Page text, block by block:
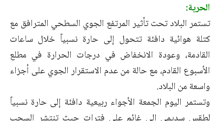
الحرية:
تستمر البلاد تحت تأثير المرتفع الجوي السطحي المترافق مع
كتلة هوائية دافئة تتحول إلى حارة نسبياً خلال ساعات
القادمة، وعودة الانخفاض في درجات الحرارة في مطلع
الأسبوع القادم، مع حالة من عدم الاستقرار الجوي على أجزاء
واسعة من البلاد.
وتستمر اليوم الجمعة الأجواء ربيعية دافئة إلى حارة نسبياً